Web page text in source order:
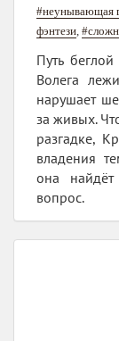
#неунывающая
фэнтези,
Путь
Волега
нарушает
за живых.
разгадке,
владения
она
вопрос.